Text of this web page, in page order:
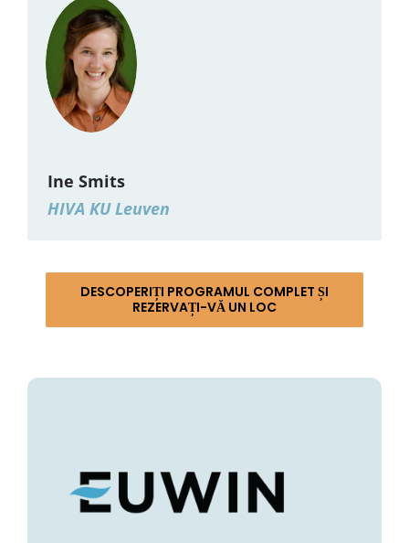
Ine Smits
HIVA KU Leuven
DESCOPERIȚI PROGRAMUL COMPLET ȘI
REZERVAȚI-VĂ UN LOC